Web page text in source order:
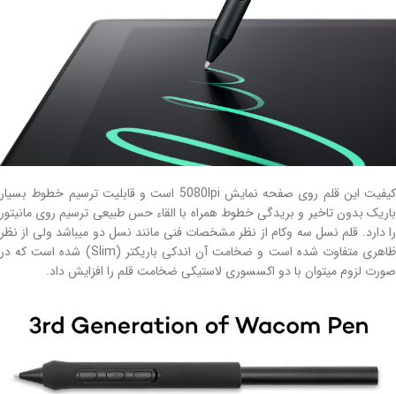
کیفیت این قلم روی صفحه نمایش 5080lpi است و قابلیت ترسیم خطوط بسیار
باریک بدون تاخیر و بریدگی خطوط همراه با القاء حس طبیعی ترسیم روی مانیتور
را دارد. قلم نسل سه وکام از نظر مشخصات فنی مانند نسل دو میباشد ولی از نظر
ظاهری متفاوت شده است و ضخامت آن اندکی باریکتر (Slim) شده است که در
صورت لزوم میتوان با دو اکسسوری لاستیکی ضخامت قلم را افزایش داد.